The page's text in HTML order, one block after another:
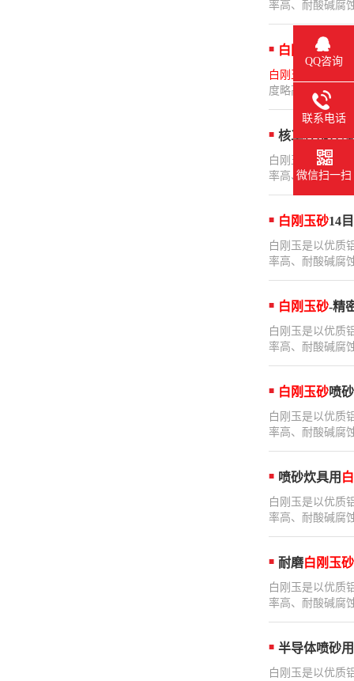
率高、耐酸碱腐
白刚玉砂多
白刚玉砂
度略高于棕刚玉
核工程部件
白刚玉是以优质
率高、耐酸碱腐
白刚玉砂14
白刚玉是以优质
率高、耐酸碱腐
白刚玉砂-精
白刚玉是以优质
率高、耐酸碱腐
白刚玉砂喷
白刚玉是以优质
率高、耐酸碱腐
喷砂炊具用
白刚玉是以优质
率高、耐酸碱腐
耐磨白刚玉砂
白刚玉是以优质
率高、耐酸碱腐
半导体喷砂
白刚玉是以优质
QQ咨询
联系电话
微信扫一扫